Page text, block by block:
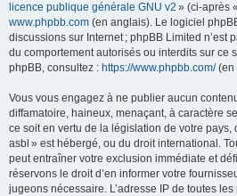
licence publique générale GNU v2 » (ci-après
www.phpbb.com (en anglais). Le logiciel
discussions sur Internet ; phpBB Limited n’est
du comportement autorisés ou interdits sur ce
phpBB, consultez : https://www.phpbb.com/(en
Vous vous engagez à ne publier aucun
diffamatoire, haineux, menaçant, à caractère
ce soit en vertu de la législation de votre pays,
asbl » est hébergé, ou du droit international.
peut entraîner votre exclusion immédiate et
réservons le droit d’en informer votre
jugeons nécessaire. L’adresse IP de toutes